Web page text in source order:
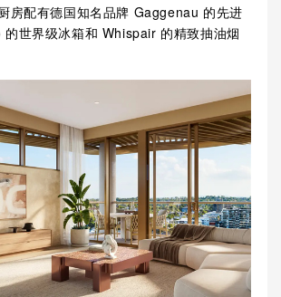
房配有德国知名品牌 Gaggenau 的先进
世界级冰箱和 Whispair 的精致抽油烟